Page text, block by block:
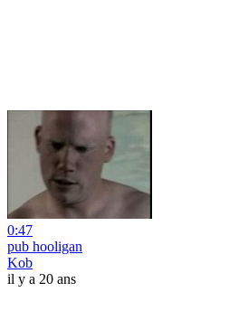
0:47
pub hooligan
Kob
il y a 20 ans